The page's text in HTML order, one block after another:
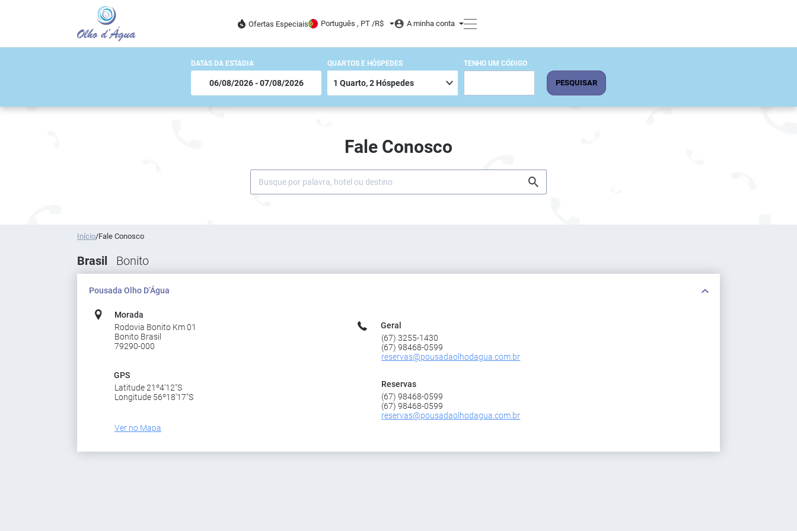
Ofertas Especiais Português , PT /R$ A minha conta
DATAS DA ESTADIA QUARTOS E HÓSPEDES TENHO UM CÓDIGO
PESQUISAR
Fale Conosco
Início/Fale Conosco
Brasil Bonito
Pousada Olho D’Água
Morada
Rodovia Bonito Km 01
Bonito Brasil
79290-000
GPS
Latitude 21º4'12"S
Longitude 56º18'17"S
Ver no Mapa
Geral
(67) 3255-1430
(67) 98468-0599
reservas@pousadaolhodagua.com.br
Reservas
(67) 98468-0599
(67) 98468-0599
reservas@pousadaolhodagua.com.br